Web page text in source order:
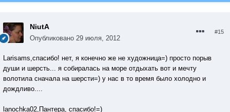
NiutA
Опубликовано 29 июля, 2012
#15
Larisams,спасибо! нет, я конечно же не художница=) просто порыв
души и шерсть... я собиралась на море отдыхать вот и мечту
волотила сначала на шерсти=) у нас в то время было холодно и
дождливо....
lanochka02,Пантера, спасибо!=)